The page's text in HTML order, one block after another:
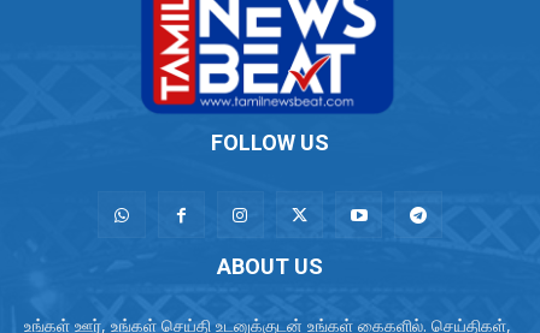
FOLLOW US
ABOUT US
உங்கள் ஊர், உங்கள் செய்தி உடனுக்குடன் உங்கள் கைகளில். செய்திகள்,